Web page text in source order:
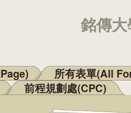
銘傳
所有表單(All
前程規劃處(CPC)